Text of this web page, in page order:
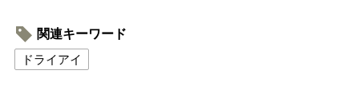
関連キーワード
ドライアイ